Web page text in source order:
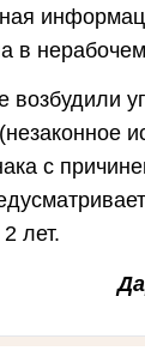
в
возбудили
с
лет.